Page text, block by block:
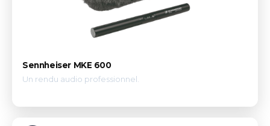
Sennheiser MKE 600
Un rendu audio professionnel.